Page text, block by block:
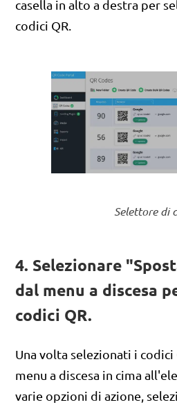
casella in alto a destra per
codici QR.
Selettore di
4. Selezionare
dal menu a discesa
codici QR.
Una volta selezionati i codici
menu a discesa in cima
varie opzioni di azione,